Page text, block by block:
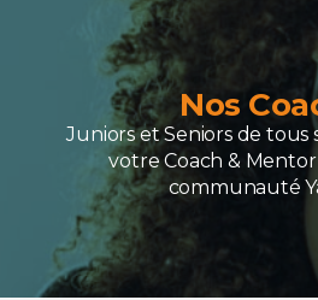
Nos
Juniors et Seniors de
votre Coach &
communauté